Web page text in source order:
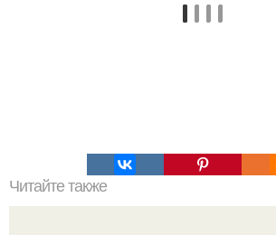
Читайте также